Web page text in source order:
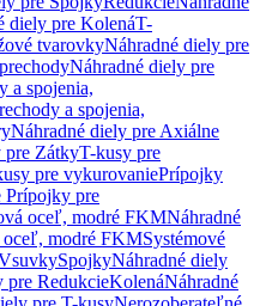
diely pre KolenáT-
tvarovkyNáhradné diely pre
Náhradné diely pre
a spojenia,
a spojenia,
Náhradné diely pre Axiálne
pre ZátkyT-kusy pre
pre vykurovaniePrípojky
Prípojky pre
oceľ, modré FKMNáhradné
oceľ, modré FKMSystémové
SpojkyNáhradné diely
pre RedukcieKolenáNáhradné